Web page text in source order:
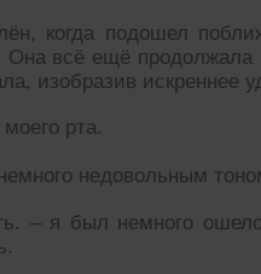
когда подошел
всё ещё продолжала
изобразив искреннее
рта.
недовольным
– я был немного